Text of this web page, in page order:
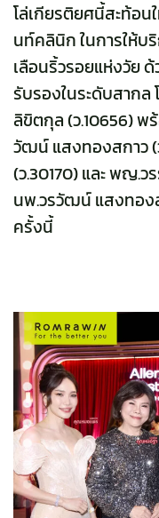
โล่เกียรติยศนี้สะท้อน
นท์คลินิก ในการให้บ
เลือนริ้วรอยแห่งวัย
รับรองในระดับสาก
ลิขิตกุล (ว.10656)
วัฒน์ แสงทองสกาว (
(ว.30170) และ พญ.
นพ.วรวัฒน์ แสงทองส
ครั้งนี้